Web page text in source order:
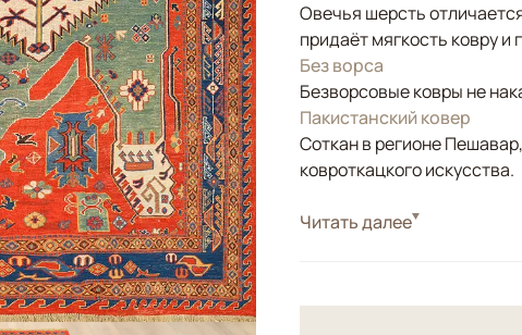
Овечья шерсть
придаёт мягкость ковру и
Без ворса
Безворсовые ковры не
Пакистанский ковер
Соткан в регионе
ковроткацкого искусства.
СтильКилимы и сумахи
Читать далее